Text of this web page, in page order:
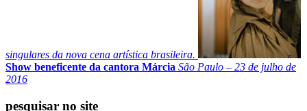
singulares da nova cena artística brasileira.
Show beneficente da cantora Márcia São Paulo – 23 de julho de
2016
pesquisar no site